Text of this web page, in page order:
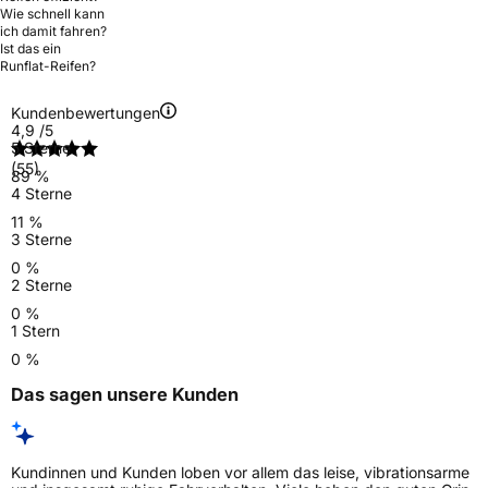
Wie schnell kann
ich damit fahren?
Ist das ein
Runflat-Reifen?
Kundenbewertungen
4,9 /5
(55)
5 Sterne
89 %
4 Sterne
11 %
3 Sterne
0 %
2 Sterne
0 %
1 Stern
0 %
Das sagen unsere Kunden
Kundinnen und Kunden loben vor allem das leise, vibrationsarme